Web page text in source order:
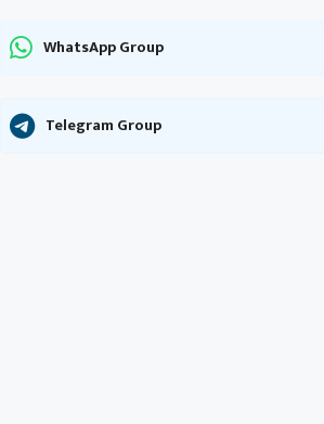
WhatsApp Group
Telegram Group